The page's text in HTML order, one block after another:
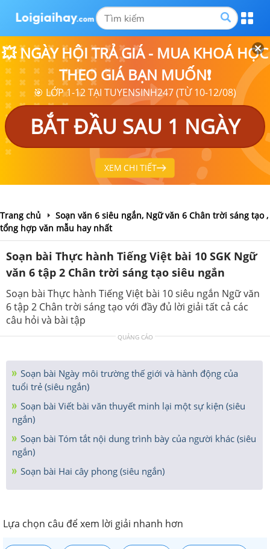
💥 NGÀY HỘI TRẢ GIÁ - MUA KHOÁ HỌC
THEO GIÁ BẠN MUỐN❗
🎯 LỚP 1-12 TẠI TUYENSINH247 (TỪ 10-12/08)
BẮT ĐẦU SAU 1 NGÀY
XEM CHI TIẾT
Trang chủ
Soạn văn 6 siêu ngắn, Ngữ văn 6 Chân trời sáng tạo ,
tổng hợp văn mẫu hay nhất
Soạn bài Thực hành Tiếng Việt bài 10 SGK Ngữ
văn 6 tập 2 Chân trời sáng tạo siêu ngắn
Soạn bài Thực hành Tiếng Việt bài 10 siêu ngắn Ngữ văn
6 tập 2 Chân trời sáng tạo với đầy đủ lời giải tất cả các
câu hỏi và bài tập
QUẢNG CÁO
Soạn bài Ngày môi trường thế giới và hành động của
tuổi trẻ (siêu ngắn)
Soạn bài Viết bài văn thuyết minh lại một sự kiện (siêu
ngắn)
Soạn bài Tóm tắt nội dung trình bày của người khác (siêu
ngắn)
Soạn bài Hai cây phong (siêu ngắn)
Lựa chọn câu để xem lời giải nhanh hơn